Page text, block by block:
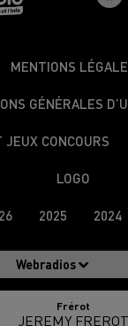
Webradios
Frérot
JEREMY FREROT
MENTIONS
GÉNÉRALES
CONCOURS
LOGO
2025 2024